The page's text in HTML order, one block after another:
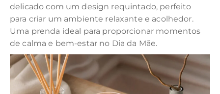
delicado com um design requintado, perfeito
para criar um ambiente relaxante e acolhedor.
Uma prenda ideal para proporcionar momentos
de calma e bem-estar no Dia da Mãe.